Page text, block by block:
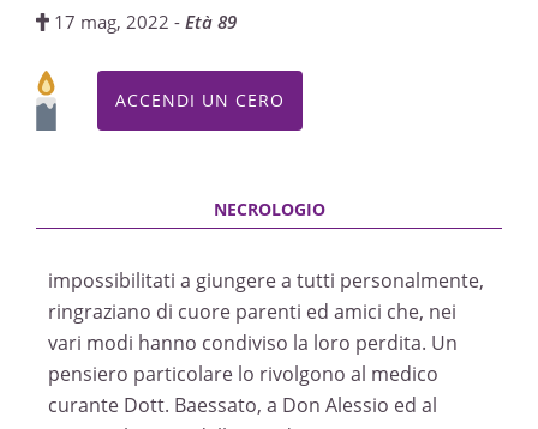
17 mag, 2022 -Età 89
ACCENDI UN CERO
impossibilitati a giungere a tutti personalmente,
ringraziano di cuore parenti ed amici che, nei
vari modi hanno condiviso la loro perdita. Un
pensiero particolare lo rivolgono al medico
curante Dott. Baessato, a Don Alessio ed al